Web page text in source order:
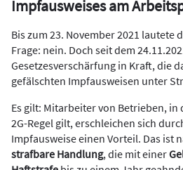
Impfausweises am
Bis zum 23. November 2021 lautete
Frage: nein. Doch seit dem
Gesetzesverschärfung in Kraft, die
gefälschten Impfausweisen unter
Es gilt: Mitarbeiter von Betrieben, in
2G-Regel gilt, erschleichen sich
Impfausweise einen Vorteil. Das ist
strafbare Handlung, die mit einer